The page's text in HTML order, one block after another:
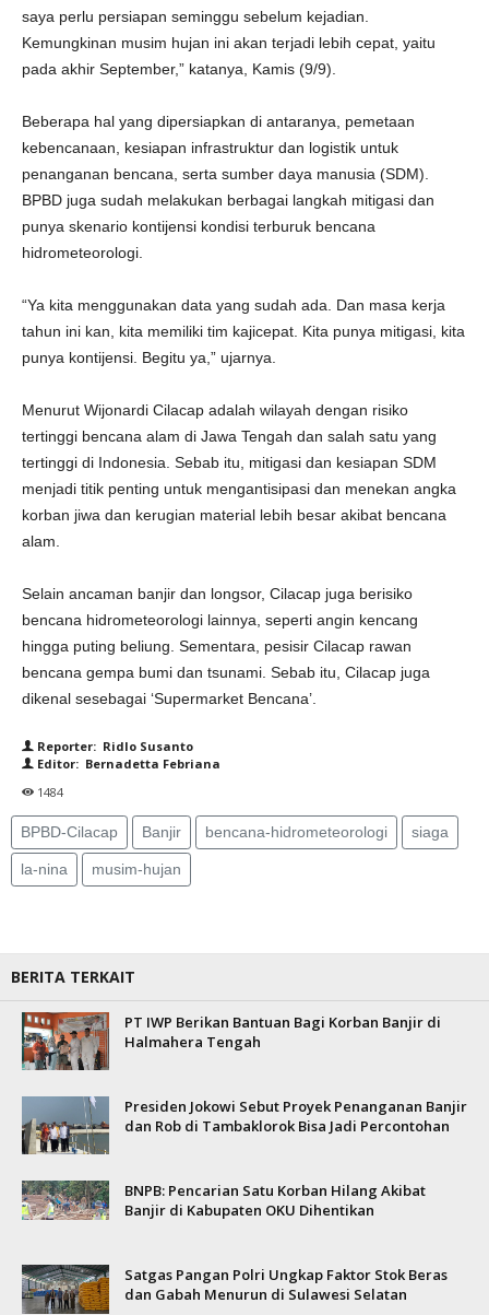
saya perlu persiapan seminggu sebelum kejadian.
Kemungkinan musim hujan ini akan terjadi lebih cepat, yaitu
pada akhir September,” katanya, Kamis (9/9).
Beberapa hal yang dipersiapkan di antaranya, pemetaan
kebencanaan, kesiapan infrastruktur dan logistik untuk
penanganan bencana, serta sumber daya manusia (SDM).
BPBD juga sudah melakukan berbagai langkah mitigasi dan
punya skenario kontijensi kondisi terburuk bencana
hidrometeorologi.
“Ya kita menggunakan data yang sudah ada. Dan masa kerja
tahun ini kan, kita memiliki tim kajicepat. Kita punya mitigasi, kita
punya kontijensi. Begitu ya,” ujarnya.
Menurut Wijonardi Cilacap adalah wilayah dengan risiko
tertinggi bencana alam di Jawa Tengah dan salah satu yang
tertinggi di Indonesia. Sebab itu, mitigasi dan kesiapan SDM
menjadi titik penting untuk mengantisipasi dan menekan angka
korban jiwa dan kerugian material lebih besar akibat bencana
alam.
Selain ancaman banjir dan longsor, Cilacap juga berisiko
bencana hidrometeorologi lainnya, seperti angin kencang
hingga puting beliung. Sementara, pesisir Cilacap rawan
bencana gempa bumi dan tsunami. Sebab itu, Cilacap juga
dikenal sesebagai ‘Supermarket Bencana’.
Reporter: Ridlo Susanto
Editor: Bernadetta Febriana
1484
BPBD-Cilacap Banjir bencana-hidrometeorologi siaga
la-nina musim-hujan
BERITA TERKAIT
PT IWP Berikan Bantuan Bagi Korban Banjir di
Halmahera Tengah
Presiden Jokowi Sebut Proyek Penanganan Banjir
dan Rob di Tambaklorok Bisa Jadi Percontohan
BNPB: Pencarian Satu Korban Hilang Akibat
Banjir di Kabupaten OKU Dihentikan
Satgas Pangan Polri Ungkap Faktor Stok Beras
dan Gabah Menurun di Sulawesi Selatan